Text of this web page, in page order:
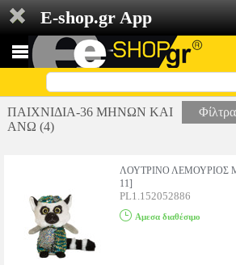
E-shop.gr App
ΠΑΙΧΝΙΔΙΑ-36 ΜΗΝΩΝ ΚΑΙ
ΑΝΩ (4)
ΛΟΥΤΡΙΝΟ ΛΕΜΟΥΡΙΟΣ
11]
PL1.152052886
Αμεσα διαθέσιμο